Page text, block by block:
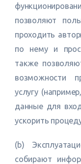
позволяют
проходить
по нему и
также
возможности
услугу
данные для
ускорить
(b)
собирают